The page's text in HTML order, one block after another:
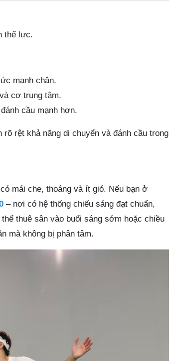
thể lực.
mạnh chân.
cơ trung tâm.
cầu mạnh hơn.
rệt khả năng di chuyển và đánh cầu trong
mái che, thoáng và ít gió. Nếu bạn ở
– nơi có hệ thống chiếu sáng đạt chuẩn,
thuê sân vào buổi sáng sớm hoặc chiều
mà không bị phân tâm.